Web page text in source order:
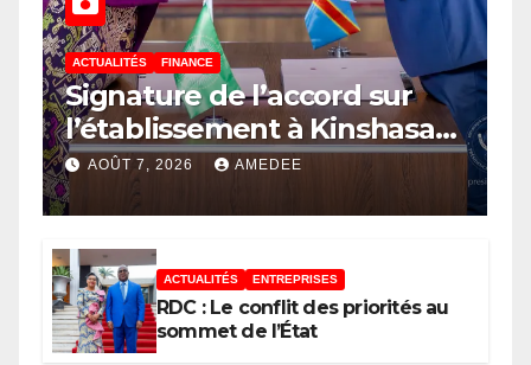
ACTUALITÉS FINANCE
Signature de l’accord sur
l’établissement à Kinshasa
du bureau-pays de l’Agence
de développement de
Partenariat pour le
développement de l’Afrique
(AUDA-NEPAD)
AOÛT 7, 2026 AMEDEE
ACTUALITÉS ENTREPRISES
RDC : Le conflit des priorités au
sommet de l’État